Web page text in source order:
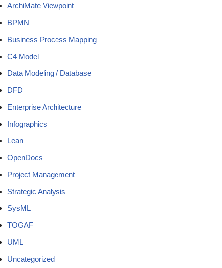
ArchiMate Viewpoint
BPMN
Business Process Mapping
C4 Model
Data Modeling / Database
DFD
Enterprise Architecture
Infographics
Lean
OpenDocs
Project Management
Strategic Analysis
SysML
TOGAF
UML
Uncategorized